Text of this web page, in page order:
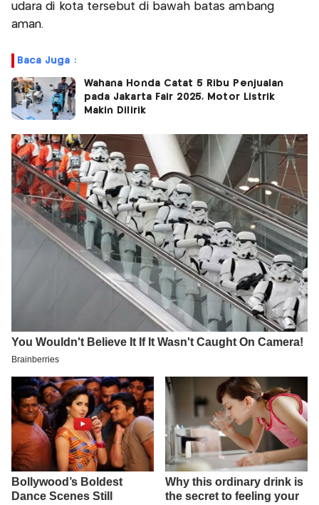
udara di kota tersebut di bawah batas ambang
aman.
Baca Juga :
Wahana Honda Catat 5 Ribu Penjualan
pada Jakarta Fair 2025, Motor Listrik
Makin Dilirik